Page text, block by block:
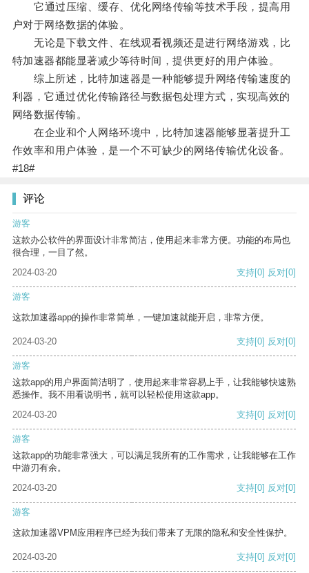
它通过压缩、缓存、优化网络传输等技术手段，提高用
户对于网络数据的体验。
无论是下载文件、在线观看视频还是进行网络游戏，比
特加速器都能显著减少等待时间，提供更好的用户体验。
综上所述，比特加速器是一种能够提升网络传输速度的
利器，它通过优化传输路径与数据包处理方式，实现高效的
网络数据传输。
在企业和个人网络环境中，比特加速器能够显著提升工
作效率和用户体验，是一个不可缺少的网络传输优化设备。
#18#
评论
游客
这款办公软件的界面设计非常简洁，使用起来非常方便。功能的布局也
很合理，一目了然。
2024-03-20
支持[0] 反对[0]
游客
这款加速器app的操作非常简单，一键加速就能开启，非常方便。
2024-03-20 支持[0] 反对[0]
游客
这款app的用户界面简洁明了，使用起来非常容易上手，让我能够快速熟
悉操作。我不用看说明书，就可以轻松使用这款app。
2024-03-20
支持[0] 反对[0]
游客
这款app的功能非常强大，可以满足我所有的工作需求，让我能够在工作
中游刃有余。
2024-03-20
支持[0] 反对[0]
游客
这款加速器VPM应用程序已经为我们带来了无限的隐私和安全性保护。
2024-03-20 支持[0] 反对[0]